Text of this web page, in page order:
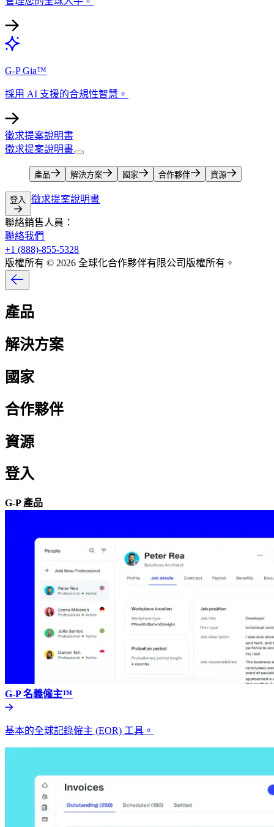
G-P Gia™​​
採用 AI 支援的合規性智慧。​​
徵求提案說明書​​
徵求提案說明書​​
產品​​ 解決方案​​ 國家​​ 合作夥伴​​ 資源​​
登入​​ 徵求提案說明書​​
聯絡銷售人員：​​
聯絡我們​​
+1 (888)-855-5328​​
版權所有 © 2026 全球化合作夥伴有限公司版權所有。​​
產品​​
解決方案​​
國家​​
合作夥伴​​
資源​​
登入​​
G-P 產品​​
G-P 名義僱主™​​
基本的全球記錄僱主 (EOR) 工具。​​